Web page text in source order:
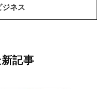
ジネス
記事